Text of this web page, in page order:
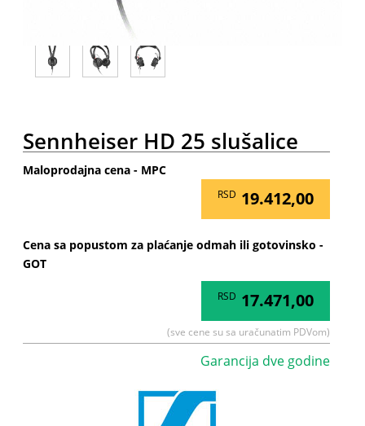
Sennheiser HD 25 slušalice
Maloprodajna cena - MPC
RSD 19.412,00
Cena sa popustom za plaćanje odmah ili gotovinsko -
GOT
RSD 17.471,00
(sve cene su sa uračunatim PDVom)
Garancija dve godine